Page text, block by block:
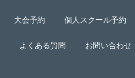
大会予約 個人スクール予約
よくある質問 お問い合わせ